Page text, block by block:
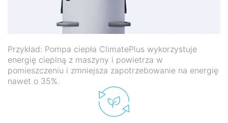
Przykład: Pompa ciepła ClimatePlus wykorzystuje
energię cieplną z maszyny i powietrza w
pomieszczeniu i zmniejsza zapotrzebowanie na energię
nawet o 35%.